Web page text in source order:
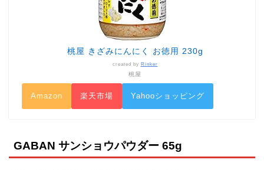
桃屋 きざみにんにく お徳用 230g
created by Rinker
桃屋
Amazon 楽天市場 Yahooショッピング
GABAN サンショウパウダー 65g